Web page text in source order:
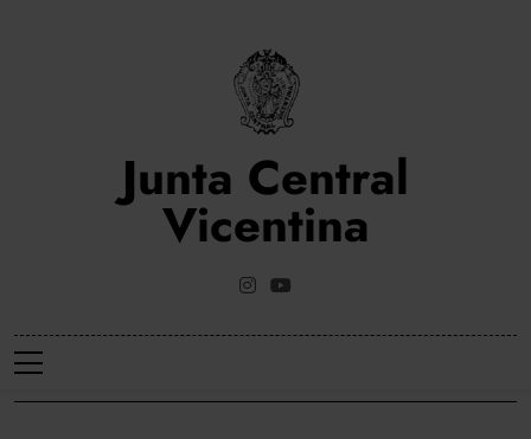
Junta Central
Vicentina
Web Oficial De La Junta Central Vicentina De Valencia